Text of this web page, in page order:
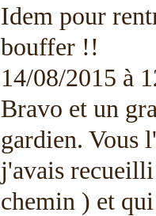
Idem pour
bouffer !!
14/08/2015 à
Bravo et un
gardien. Vous
j'avais
chemin ) et